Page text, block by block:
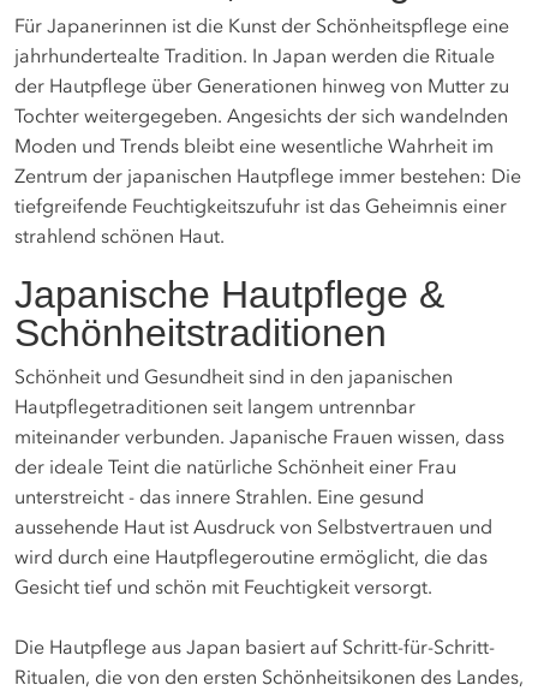
Für Japanerinnen ist die Kunst der Schönheitspflege eine
jahrhundertealte Tradition. In Japan werden die Rituale
der Hautpflege über Generationen hinweg von Mutter zu
Tochter weitergegeben. Angesichts der sich wandelnden
Moden und Trends bleibt eine wesentliche Wahrheit im
Zentrum der japanischen Hautpflege immer bestehen: Die
tiefgreifende Feuchtigkeitszufuhr ist das Geheimnis einer
strahlend schönen Haut.
Japanische Hautpflege &
Schönheitstraditionen
Schönheit und Gesundheit sind in den japanischen
Hautpflegetraditionen seit langem untrennbar
miteinander verbunden. Japanische Frauen wissen, dass
der ideale Teint die natürliche Schönheit einer Frau
unterstreicht - das innere Strahlen. Eine gesund
aussehende Haut ist Ausdruck von Selbstvertrauen und
wird durch eine Hautpflegeroutine ermöglicht, die das
Gesicht tief und schön mit Feuchtigkeit versorgt.
Die Hautpflege aus Japan basiert auf Schritt-für-Schritt-
Ritualen, die von den ersten Schönheitsikonen des Landes,